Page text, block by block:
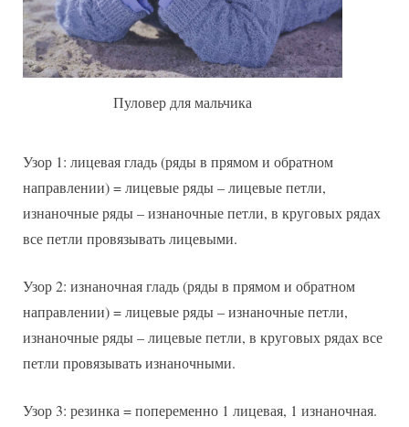
Пуловер для мальчика
Узор 1: лицевая гладь (ряды в прямом и обратном
направлении) = лицевые ряды – лицевые петли,
изнаночные ряды – изнаночные петли, в круговых рядах
все петли провязывать лицевыми.
Узор 2: изнаночная гладь (ряды в прямом и обратном
направлении) = лицевые ряды – изнаночные петли,
изнаночные ряды – лицевые петли, в круговых рядах все
петли провязывать изнаночными.
Узор 3: резинка = попеременно 1 лицевая, 1 изнаночная.